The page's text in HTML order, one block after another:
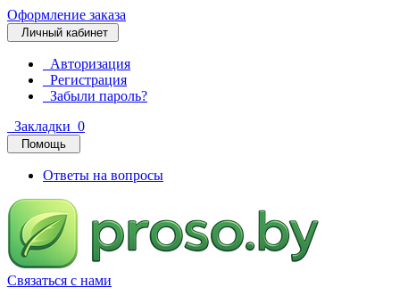
Оформление заказа
Личный кабинет
Авторизация
Регистрация
Забыли пароль?
Закладки 0
Помощь
Ответы на вопросы
Связаться с нами